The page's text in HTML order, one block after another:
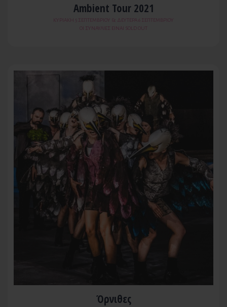
Ambient Tour 2021
KΥΡΙΑΚΉ 5 ΣΕΠΤΕΜΒΡΊΟΥ & ΔΕΥΤΈΡΑ 6 ΣΕΠΤΕΜΒΡΊΟΥ
ΟΙ ΣΥΝΑΥΛΙΕΣ ΕΙΝΑΙ SOLD OUT
Όρνιθες